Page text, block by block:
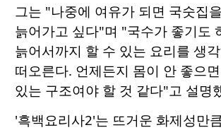
그는 "나중에 여유가 되면 국숫집
늙어가고 싶다"며 "국수가 좋기도
늙어서까지 할 수 있는 요리를 생
떠오른다. 언제든지 몸이 안 좋으
있는 구조여야 할 것 같다"고 설명
'흑백요리사2'는 뜨거운 화제성만